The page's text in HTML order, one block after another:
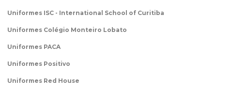
Uniformes ISC - International School of Curitiba
Uniformes Colégio Monteiro Lobato
Uniformes PACA
Uniformes Positivo
Uniformes Red House